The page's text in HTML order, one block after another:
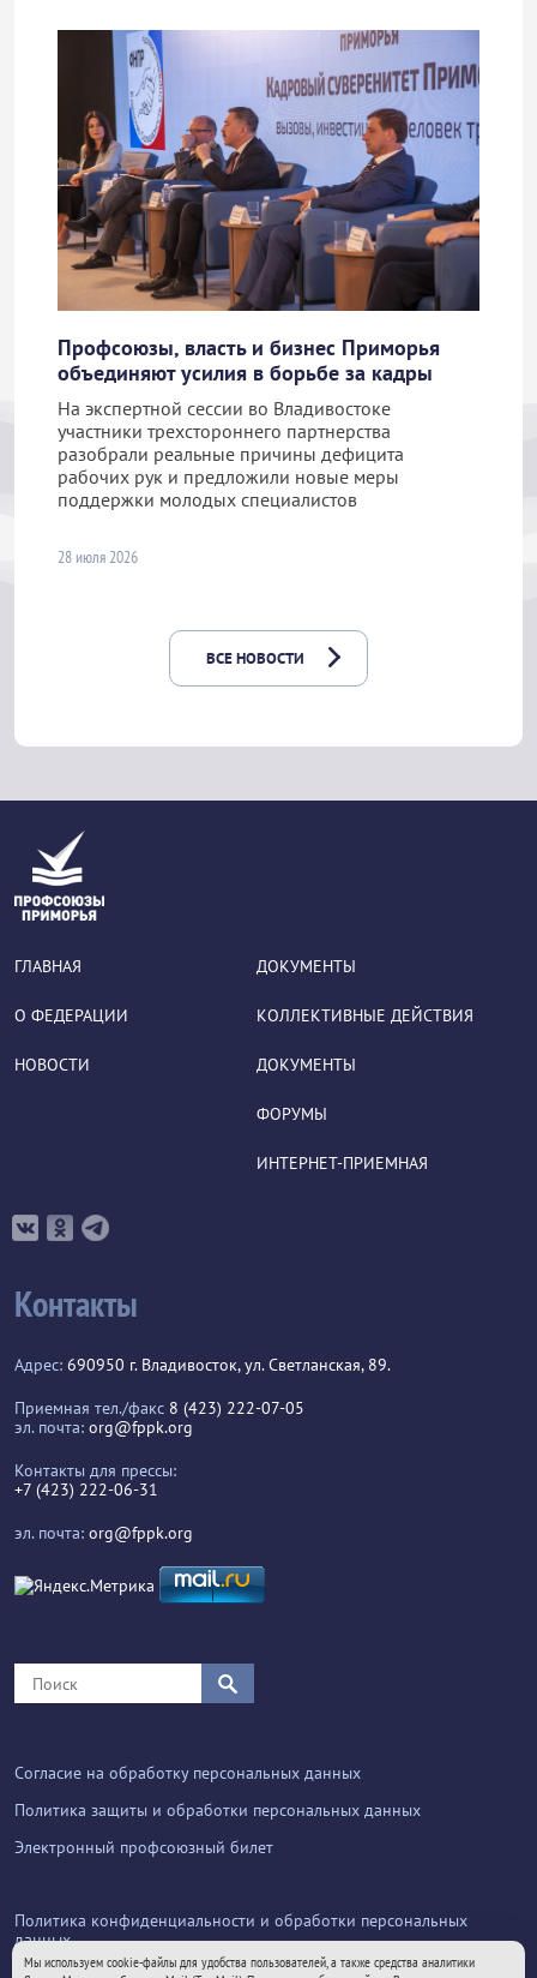
Профсоюзы, власть и бизнес Приморья
объединяют усилия в борьбе за кадры
На экспертной сессии во Владивостоке
участники трехстороннего партнерства
разобрали реальные причины дефицита
рабочих рук и предложили новые меры
поддержки молодых специалистов
28 июля 2026
ВСЕ НОВОСТИ
ГЛАВНАЯ
О ФЕДЕРАЦИИ
НОВОСТИ
ДОКУМЕНТЫ
КОЛЛЕКТИВНЫЕ ДЕЙСТВИЯ
ДОКУМЕНТЫ
ФОРУМЫ
ИНТЕРНЕТ-ПРИЕМНАЯ
Контакты
Адрес: 690950 г. Владивосток, ул. Светланская, 89.
Приемная тел./факс 8 (423) 222-07-05
эл. почта: org@fppk.org
Контакты для прессы:
+7 (423) 222-06-31
эл. почта: org@fppk.org
Согласие на обработку персональных данных
Политика защиты и обработки персональных данных
Электронный профсоюзный билет
Политика конфиденциальности и обработки персональных
данных
Мы используем cookie-файлы для удобства пользователей, а также средства аналитики